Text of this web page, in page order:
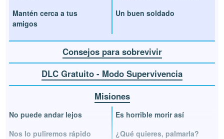
Mantén cerca a tus
amigos
Un buen soldado
Consejos para sobrevivir
DLC Gratuito - Modo Supervivencia
Misiones
No puede andar lejos
Nos lo puliremos rápido
Es horrible morir así
¿Qué quieres, palmarla?